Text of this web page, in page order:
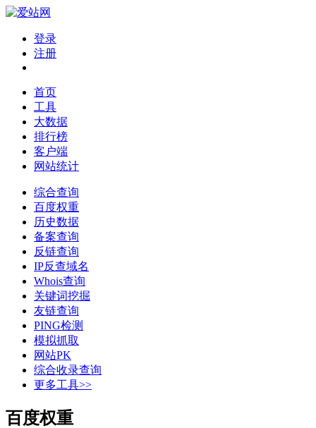
登录
注册
首页
工具
大数据
排行榜
客户端
网站统计
综合查询
百度权重
历史数据
备案查询
反链查询
IP反查域名
Whois查询
关键词挖掘
友链查询
PING检测
模拟抓取
网站PK
综合收录查询
更多工具>>
百度权重